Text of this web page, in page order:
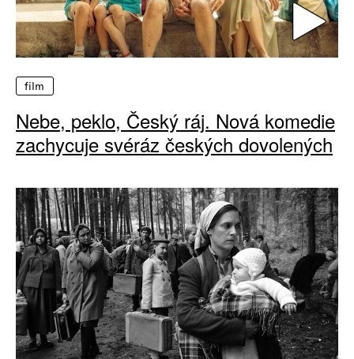
film
Nebe, peklo, Český ráj. Nová komedie
zachycuje svéráz českých dovolených